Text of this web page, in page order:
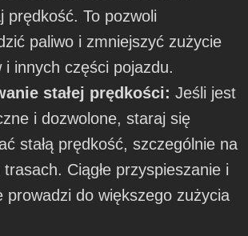
prędkość. To pozwoli
paliwo i zmniejszyć zużycie
i innych części pojazdu.
stałej prędkości:Jeśli jest
i dozwolone, staraj się
stałą prędkość, szczególnie na
trasach. Ciągłe przyspieszanie i
prowadzi do większego zużycia